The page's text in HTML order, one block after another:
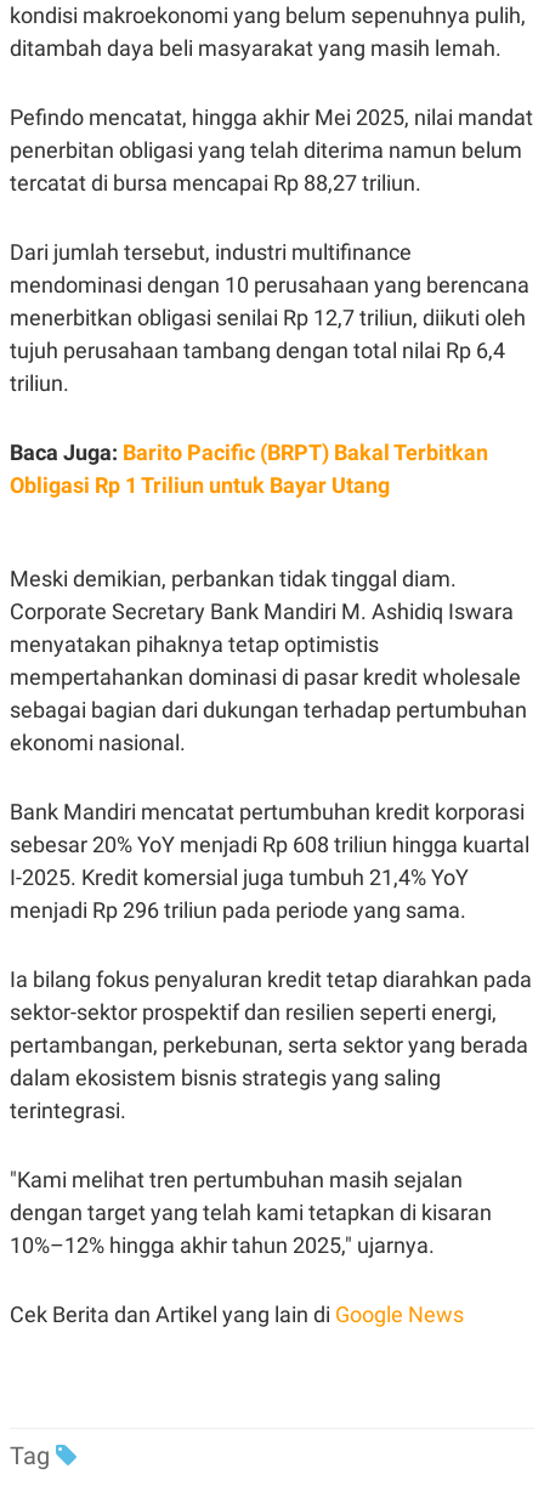
G
M
E
A
I
D
SITEMAP
OF
USE
PEDOMAN
PEMBERITAAN
SIBER
kondisi makroekonomi yang belum sepenuhnya pulih,
ditambah daya beli masyarakat yang masih lemah.
Pefindo mencatat, hingga akhir Mei 2025, nilai mandat
penerbitan obligasi yang telah diterima namun belum
tercatat di bursa mencapai Rp 88,27 triliun.
Dari jumlah tersebut, industri multifinance
mendominasi dengan 10 perusahaan yang berencana
menerbitkan obligasi senilai Rp 12,7 triliun, diikuti oleh
tujuh perusahaan tambang dengan total nilai Rp 6,4
triliun.
Baca Juga: Barito Pacific (BRPT) Bakal Terbitkan
Obligasi Rp 1 Triliun untuk Bayar Utang
Meski demikian, perbankan tidak tinggal diam.
Corporate Secretary Bank Mandiri M. Ashidiq Iswara
menyatakan pihaknya tetap optimistis
mempertahankan dominasi di pasar kredit wholesale
sebagai bagian dari dukungan terhadap pertumbuhan
ekonomi nasional.
Bank Mandiri mencatat pertumbuhan kredit korporasi
sebesar 20% YoY menjadi Rp 608 triliun hingga kuartal
I-2025. Kredit komersial juga tumbuh 21,4% YoY
menjadi Rp 296 triliun pada periode yang sama.
Ia bilang fokus penyaluran kredit tetap diarahkan pada
sektor-sektor prospektif dan resilien seperti energi,
pertambangan, perkebunan, serta sektor yang berada
dalam ekosistem bisnis strategis yang saling
terintegrasi.
"Kami melihat tren pertumbuhan masih sejalan
dengan target yang telah kami tetapkan di kisaran
10%–12% hingga akhir tahun 2025," ujarnya.
Cek Berita dan Artikel yang lain di Google News
Tag